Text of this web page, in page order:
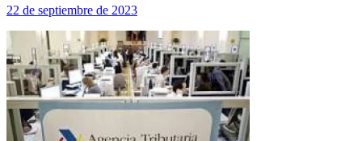
22 de septiembre de 2023